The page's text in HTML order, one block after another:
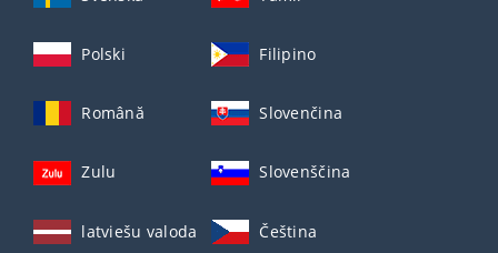
Polski Filipino
Română Slovenčina
Zulu Slovenščina
latviešu valoda Čeština